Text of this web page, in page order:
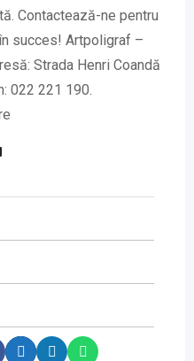
Contactează-ne pentru
succes! Artpoligraf –
Strada Henri Coandă
022 221 190.